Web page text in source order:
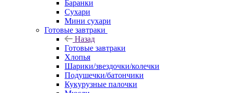
Баранки
Сухари
Мини сухари
Готовые завтраки
Назад
Готовые завтраки
Хлопья
Шарики/звездочки/колечки
Подушечки/батончики
Кукурузные палочки